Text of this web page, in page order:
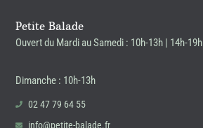
Petite Balade
Ouvert du Mardi au Samedi : 10h-13h | 14h-19h
Dimanche : 10h-13h
02 47 79 64 55
info@petite-balade.fr